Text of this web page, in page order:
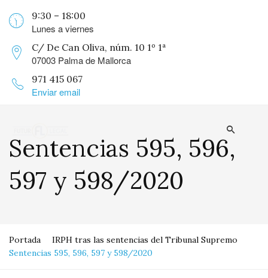
9:30 – 18:00
Lunes a viernes
C/ De Can Oliva, núm. 10 1º 1ª
07003 Palma de Mallorca
971 415 067
Enviar email
Sentencias 595, 596,
597 y 598/2020
Portada
IRPH tras las sentencias del Tribunal Supremo
Sentencias 595, 596, 597 y 598/2020